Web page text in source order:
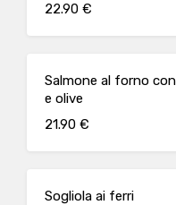
22.90 €
Salmone al forno
e olive
21.90 €
Sogliola ai ferri